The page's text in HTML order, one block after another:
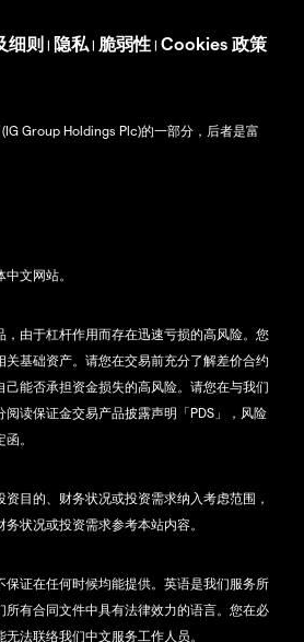
细则 | 隐私 | 脆弱性 | Cookies 政策
Group Holdings Plc)的一部分，后者是富
文网站。
，由于杠杆作用而存在迅速亏损的高风险。您
关基础资产。请您在交易前充分了解差价合约
己能否承担资金损失的高风险。请您在与我们
读保证金交易产品披露声明「PDS」，风险
。
目的、财务状况或投资需求纳入考虑范围，
状况或投资需求参考本站内容。
保证在任何时候均能提供。英语是我们服务所
所有合同文件中具有法律效力的语言。您在必
法联络我们中文服务工作人员。